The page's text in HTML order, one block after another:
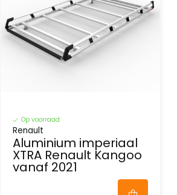
Op voorraad
Renault
Aluminium imperiaal
XTRA Renault Kangoo
vanaf 2021